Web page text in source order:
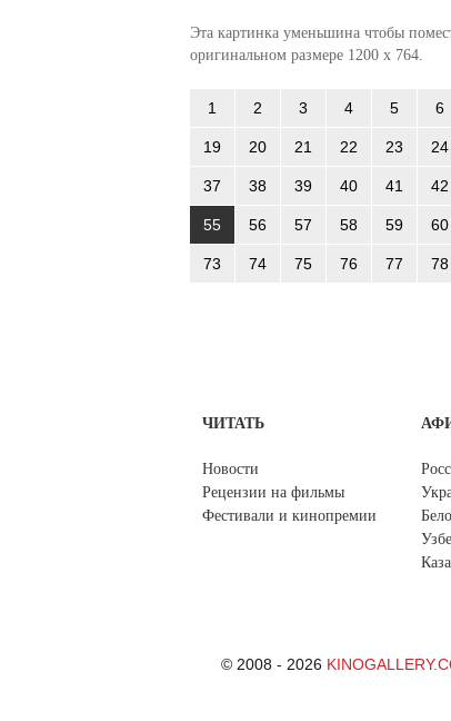
Эта картинка уменьшина чтобы
оригинальном размере 1200 x 764.
1 2 3 4 5 6
19 20 21 22 23 24
37 38 39 40 41 42
55 56 57 58 59 60
73 74 75 76 77 78
ЧИТАТЬ
Новости
Рецензии на фильмы
Фестивали и кинопремии
© 2008 - 2026